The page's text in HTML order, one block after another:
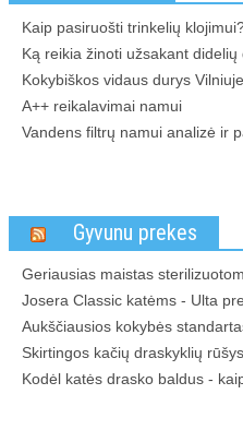
Kaip pasiruošti trinkelių
Ką reikia žinoti užsakant
Kokybiškos vidaus durys Vilniuje
A++ reikalavimai namui
Vandens filtrų namui analizė ir
Gyvunu prekes
Geriausias maistas
Josera Classic katėms - Ulta
Aukščiausios kokybės
Skirtingos kačių draskyklių
Kodėl katės drasko baldus -